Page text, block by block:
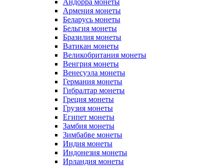
Андорра монеты
Армения монеты
Беларусь монеты
Бельгия монеты
Бразилия монеты
Ватикан монеты
Великобритания монеты
Венгрия монеты
Венесуэла монеты
Германия монеты
Гибралтар монеты
Греция монеты
Грузия монеты
Египет монеты
Замбия монеты
Зимбабве монеты
Индия монеты
Индонезия монеты
Ирландия монеты